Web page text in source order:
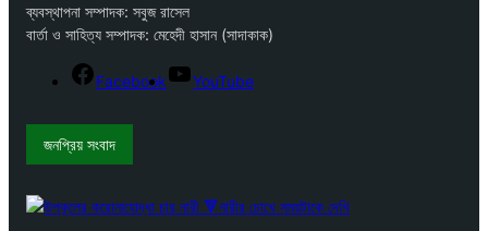
ব্যবস্থাপনা সম্পাদক: সবুজ রাসেল
বার্তা ও সাহিত্য সম্পাদক: মেহেদী হাসান (সাদাকাক)
Facebook YouTube
জনপ্রিয় সংবাদ